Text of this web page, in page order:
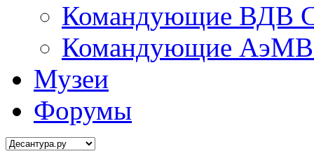
Командующие ВДВ
Командующие АэМВ
Музеи
Форумы